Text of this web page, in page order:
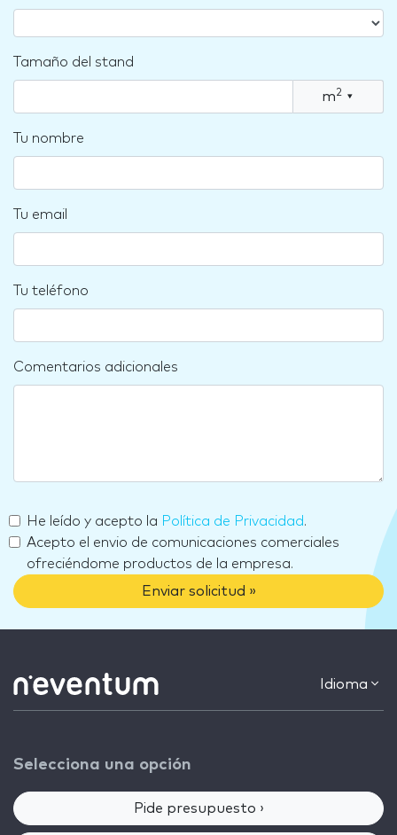
Tamaño del stand
m2 ▾
Tu nombre
Tu email
Tu teléfono
Comentarios adicionales
He leído y acepto la Política de Privacidad.
Acepto el envio de comunicaciones comerciales
ofreciéndome productos de la empresa.
Enviar solicitud »
Idioma
Selecciona una opción
Pide presupuesto ›